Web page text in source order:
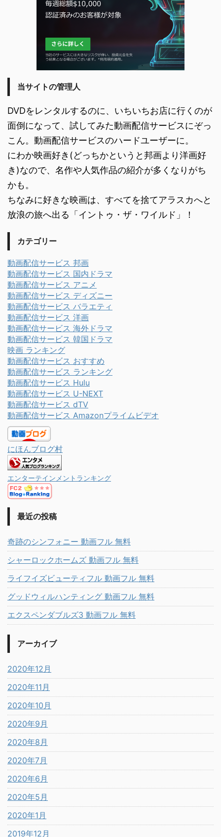
当サイトの管理人
DVDをレンタルするのに、いちいちお店に行くのが
面倒になって、試してみた動画配信サービスにぞっ
こん。動画配信サービスのハードユーザーに。
にわか映画好き(どっちかというと邦画より洋画好
き)なので、名作や人気作品の紹介が多くなりがち
かも。
ちなみに好きな映画は、すべてを捨てアラスカへと
放浪の旅へ出る「イントゥ・ザ・ワイルド」！
カテゴリー
動画配信サービス 邦画
動画配信サービス 国内ドラマ
動画配信サービス アニメ
動画配信サービス ディズニー
動画配信サービス バラエティ
動画配信サービス 洋画
動画配信サービス 海外ドラマ
動画配信サービス 韓国ドラマ
映画 ランキング
動画配信サービス おすすめ
動画配信サービス ランキング
動画配信サービス Hulu
動画配信サービス U-NEXT
動画配信サービス dTV
動画配信サービス Amazonプライムビデオ
にほんブログ村
エンターテインメントランキング
最近の投稿
奇跡のシンフォニー 動画フル 無料
シャーロックホームズ 動画フル 無料
ライフイズビューティフル 動画フル 無料
グッドウィルハンティング 動画フル 無料
エクスペンダブルズ3 動画フル 無料
アーカイブ
2020年12月
2020年11月
2020年10月
2020年9月
2020年8月
2020年7月
2020年6月
2020年5月
2020年1月
2019年12月